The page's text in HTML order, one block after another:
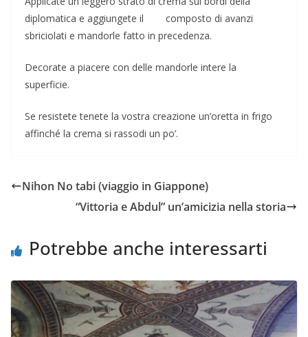
diplomatica e aggiungete il composto di avanzi
sbriciolati e mandorle fatto in precedenza.
Decorate a piacere con delle mandorle intere la
superficie.
Se resistete tenete la vostra creazione un’oretta in frigo
affinché la crema si rassodi un po’.
Nihon No tabi (viaggio in Giappone)
“Vittoria e Abdul” un’amicizia nella storia
Potrebbe anche interessarti